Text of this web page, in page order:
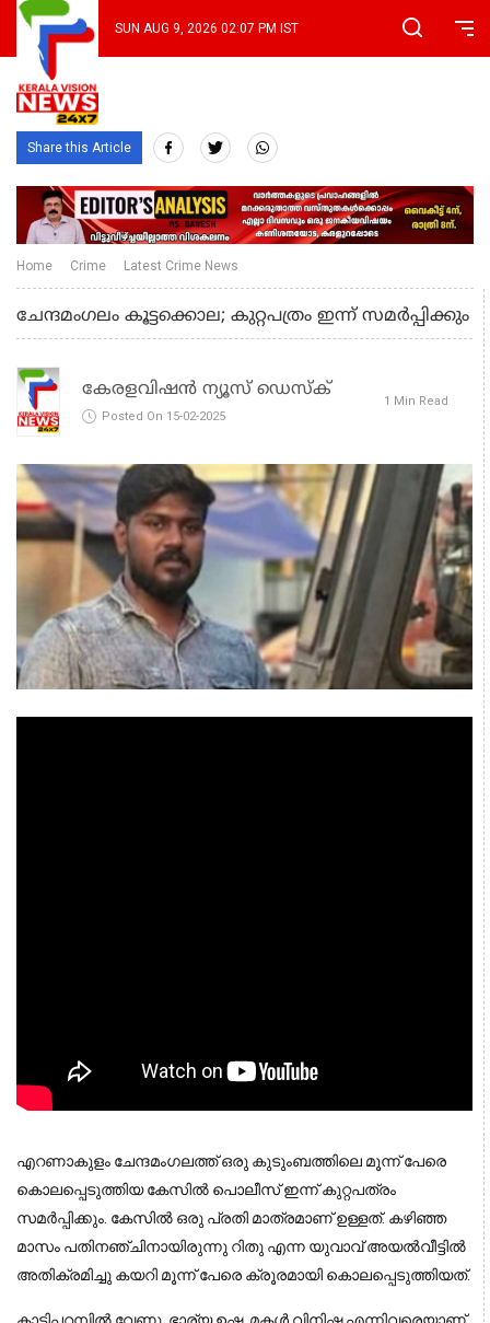
SUN AUG 9, 2026 02:07 PM IST
Share this Article
Home Crime Latest Crime News
ചേന്ദമംഗലം കൂട്ടക്കൊല; കുറ്റപത്രം ഇന്ന് സമര്‍പ്പിക്കും
കേരളവിഷൻ ന്യൂസ് ഡെസ്‌ക്
Posted On 15-02-2025
1 Min Read
എറണാകുളം ചേന്ദമംഗലത്ത് ഒരു കുടുംബത്തിലെ മൂന്ന് പേരെ
കൊലപ്പെടുത്തിയ കേസില്‍ പൊലീസ് ഇന്ന് കുറ്റപത്രം
സമര്‍പ്പിക്കും. കേസില്‍ ഒരു പ്രതി മാത്രമാണ് ഉള്ളത്. കഴിഞ്ഞ
മാസം പതിനഞ്ചിനായിരുന്നു റിതു എന്ന യുവാവ് അയല്‍വീട്ടില്‍
അതിക്രമിച്ചു കയറി മൂന്ന് പേരെ ക്രൂരമായി കൊലപ്പെടുത്തിയത്.